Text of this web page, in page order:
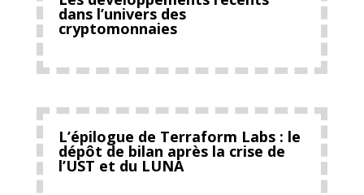
dans l’univers des
cryptomonnaies
L’épilogue de Terraform Labs : le
dépôt de bilan après la crise de
l’UST et du LUNA